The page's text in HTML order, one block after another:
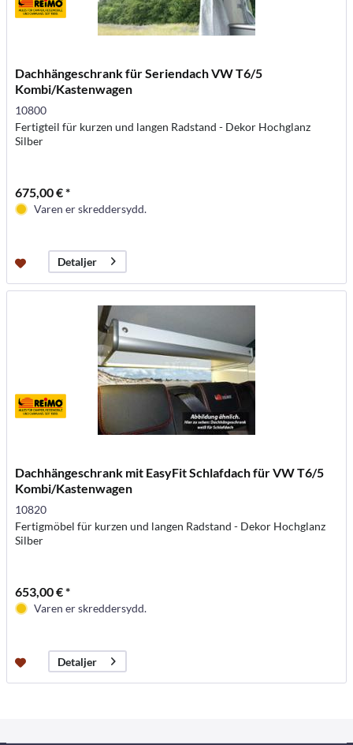
Dachhängeschrank für Seriendach VW T6/5
Kombi/Kastenwagen
10800
Fertigteil für kurzen und langen Radstand - Dekor Hochglanz
Silber
675,00 € *
Varen er skreddersydd.
Detaljer
Dachhängeschrank mit EasyFit Schlafdach für VW T6/5
Kombi/Kastenwagen
10820
Fertigmöbel für kurzen und langen Radstand - Dekor Hochglanz
Silber
653,00 € *
Varen er skreddersydd.
Detaljer